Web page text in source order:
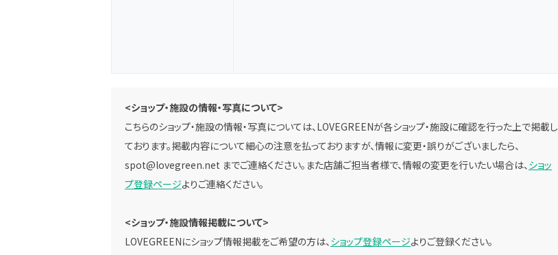
<ショップ・施設の情報・写真について>
こちらのショップ・施設の情報・写真については、LOVEGREENが各ショップ・施設に確認を行った上で掲載し
ております。掲載内容について細心の注意を払っておりますが、情報に変更・誤りがございましたら、
spot@lovegreen.net までご連絡ください。また店舗ご担当者様で、情報の変更を行いたい場合は、ショッ
プ登録ページよりご連絡ください。
<ショップ・施設情報掲載について>
LOVEGREENにショップ情報掲載をご希望の方は、ショップ登録ページよりご登録ください。